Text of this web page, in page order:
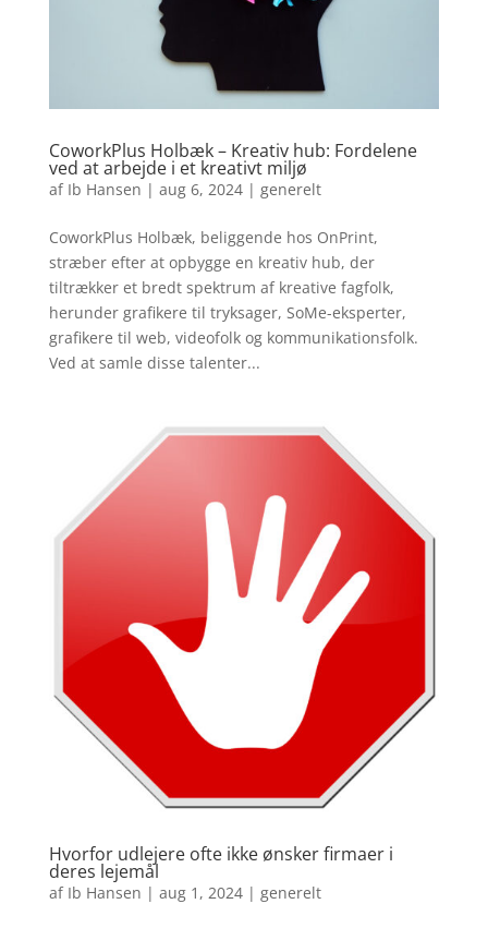
CoworkPlus Holbæk – Kreativ hub: Fordelene
ved at arbejde i et kreativt miljø
af Ib Hansen | aug 6, 2024| generelt
CoworkPlus Holbæk, beliggende hos OnPrint,
stræber efter at opbygge en kreativ hub, der
tiltrækker et bredt spektrum af kreative fagfolk,
herunder grafikere til tryksager, SoMe-eksperter,
grafikere til web, videofolk og kommunikationsfolk.
Ved at samle disse talenter...
Hvorfor udlejere ofte ikke ønsker firmaer i
deres lejemål
af Ib Hansen | aug 1, 2024| generelt